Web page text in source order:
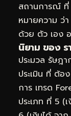
สถานการณ์
หมายความ ว่
ด้วย ตัว เอง
นิยาม ของ ร
ประมวล รัษฎ
ประเมิน ที่ ต้อ
การ เทรด
ประเภท ที่ 5 (